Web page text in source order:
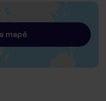
mapě